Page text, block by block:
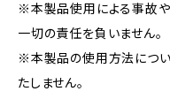
※本製品使用による事故
一切の責任を負いません。
※本製品の使用方法につ
たしません。